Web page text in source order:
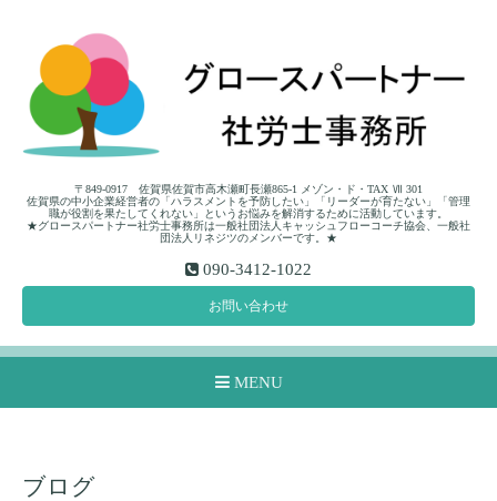
〒849-0917 佐賀県佐賀市高木瀬町長瀬865-1 メゾン・ド・TAX Ⅶ 301
佐賀県の中小企業経営者の「ハラスメントを予防したい」「リーダーが育たない」「管理
職が役割を果たしてくれない」というお悩みを解消するために活動しています。
★グロースパートナー社労士事務所は一般社団法人キャッシュフローコーチ協会、一般社
団法人リネジツのメンバーです。★
090-3412-1022
お問い合わせ
MENU
ブログ